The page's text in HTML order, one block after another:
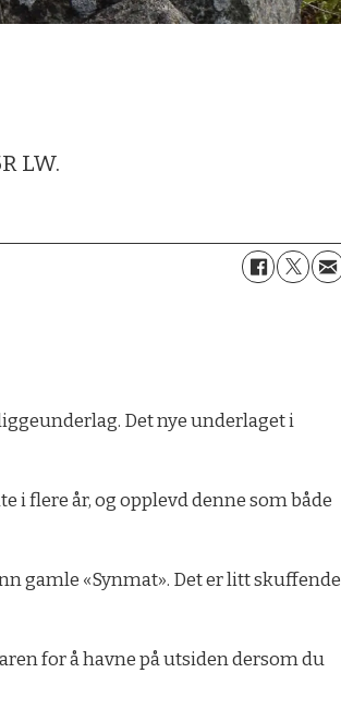
LW.
Det nye underlaget i
i flere år, og opplevd denne som både
gamle «Synmat». Det er litt skuffende
for å havne på utsiden dersom du